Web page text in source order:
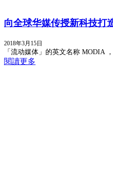
向全球华媒传授新科技打
2018年3月15日
「流动媒体」的英文名称 MODIA
閱讀更多